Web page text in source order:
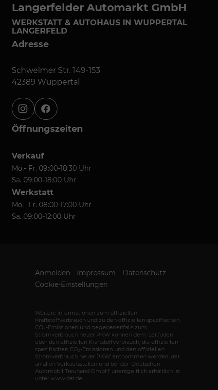
Langerfelder Automarkt GmbH
WERKSTATT & AUTOHAUS IN WUPPERTAL
LANGERFELD
Adresse
Schwelmer Str. 149-153
42389 Wuppertal
instagramfacebook
Öffnungszeiten
Verkauf
Mo.- Fr. 09:00-18:30 Uhr
Sa. 09:00-18:00 Uhr
Werkstatt
Mo.- Fr. 08:00-17:00 Uhr
Sa. 09:00-12:00 Uhr
Anmelden Impressum
Datenschutz
Cookie-Einstellungen
Weitere Informationen zum offiziellen
Kraftstoffverbrauch und zu den offiziellen spezifischen
CO2 -Emissionen und gegebenenfalls zum
Stromverbrauch neuer PKW können dem 'Leitfaden
über den offiziellen Kraftstoffverbrauch, die offiziellen
spezifischen CO2 -Emissionen und den offiziellen
Stromverbrauch neuer PKW' entnommen werden, der
an allen Verkaufsstellen und bei der 'Deutschen
Automobil Treuhand GmbH' unentgeltlich erhältlich ist
unter www.dat.de.